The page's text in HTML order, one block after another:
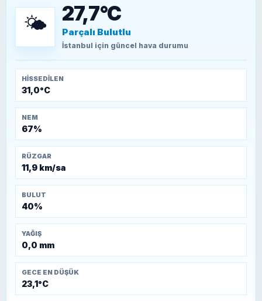
TEOMAN ALPASLAN
Kütahya-Eskişehir Muharebeleri (10-24
🌤️ 27,7°C
Parçalı Bulutlu
İstanbul için güncel hava durumu
HISSEDILEN
31,0°C
NEM
67%
RÜZGAR
11,9 km/sa
BULUT
40%
YAĞIŞ
0,0 mm
GECE EN DÜŞÜK
23,1°C